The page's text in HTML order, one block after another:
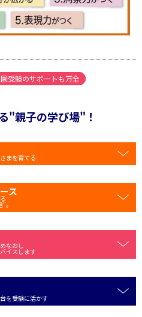
受験のサポートも万全
"親子の学び場"！
まを育てる
ス
。
なおし
イスします
を受験に活かす